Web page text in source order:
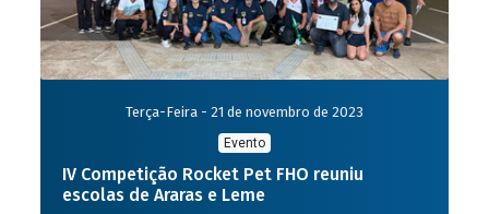
Terça-Feira - 21 de novembro de 2023
Evento
IV Competição Rocket Pet FHO reuniu
escolas de Araras e Leme